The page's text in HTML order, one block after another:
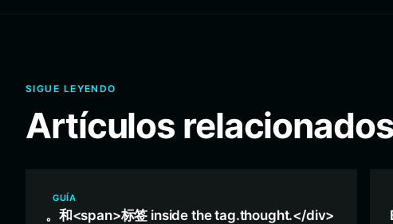
SIGUE LEYENDO
Artículos
GUÍA
。和<span>标签 inside the tag.thought.</div>